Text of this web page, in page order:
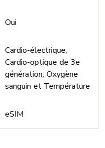
Oui
Cardio-électrique,
Cardio-optique de 3e
génération, Oxygène
sanguin et Température
eSIM